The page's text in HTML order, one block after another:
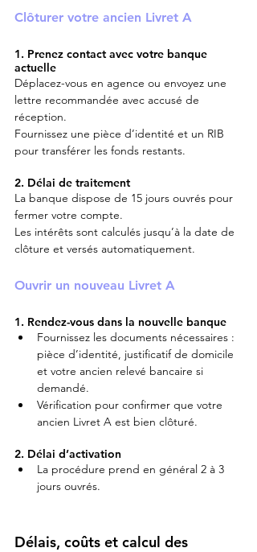
Clôturer votre ancien Livret A
1. Prenez contact avec votre banque
actuelle
Déplacez-vous en agence ou envoyez une
lettre recommandée avec accusé de
réception.
Fournissez une pièce d’identité et un RIB
pour transférer les fonds restants.
2. Délai de traitement
La banque dispose de 15 jours ouvrés pour
fermer votre compte.
Les intérêts sont calculés jusqu’à la date de
clôture et versés automatiquement.
Ouvrir un nouveau Livret A
1. Rendez-vous dans la nouvelle banque
Fournissez les documents nécessaires :
pièce d’identité, justificatif de domicile
et votre ancien relevé bancaire si
demandé.
Vérification pour confirmer que votre
ancien Livret A est bien clôturé.
2. Délai d’activation
La procédure prend en général 2 à 3
jours ouvrés.
Délais, coûts et calcul des